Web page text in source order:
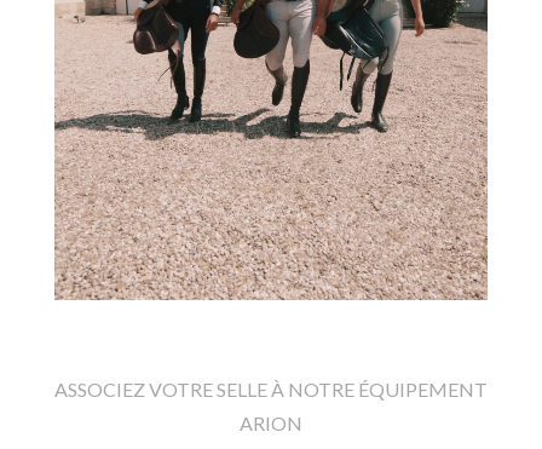
ASSOCIEZ VOTRE SELLE À NOTRE ÉQUIPEMENT
ARION